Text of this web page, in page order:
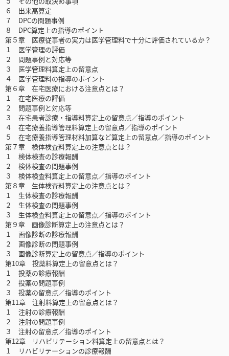
６ 出来高算定
７ DPCの問題事例
８ DPC算定上の指導のポイント
第５章 医療従事者の実力は医学管理料で十分に評価されているか？
１ 医学管理の評価
２ 問題事例と対応等
３ 医学管理料算定上の留意点
４ 医学管理料の指導のポイント
第６章 在宅医療における注意点とは？
１ 在宅医療の評価
２ 問題事例と対応等
３ 在宅患者診療・指導料算定上の留意点／指導のポイント
４ 在宅療養指導管理料算定上の留意点／指導のポイント
５ 在宅療養指導管理材料加算など算定上の留意点／指導のポイント
第７章 検体検査料算定上の注意点とは？
１ 検体検査の診療報酬
２ 検体検査の問題事例
３ 検体検査料算定上の留意点／指導のポイント
第８章 生体検査料算定上の注意点とは？
１ 生体検査の診療報酬
２ 生体検査の問題事例
３ 生体検査料算定上の留意点／指導のポイント
第９章 画像診断算定上の注意点とは？
１ 画像診断の診療報酬
２ 画像診断の問題事例
３ 画像診断算定上の留意点／指導のポイント
第10章 投薬料算定上の留意点とは？
１ 投薬の診療報酬
２ 投薬の問題事例
３ 投薬の留意点／指導のポイント
第11章 注射料算定上の留意点とは？
１ 注射の診療報酬
２ 注射の問題事例
３ 注射の留意点／指導のポイント
第12章 リハビリテーション料算定上の留意点とは？
１ リハビリテーションの診療報酬